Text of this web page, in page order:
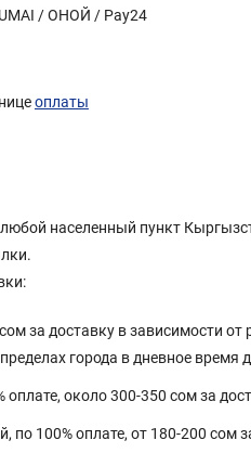
/ ОНОЙ / Pay24
оплаты
населенный пункт
за доставку в зависимости от
города в дневное время
около 300-350 сом за
по 100% оплате, от 180-200 сом